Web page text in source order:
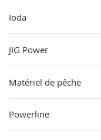
Ioda
JIG Power
Matériel de pêche
Powerline